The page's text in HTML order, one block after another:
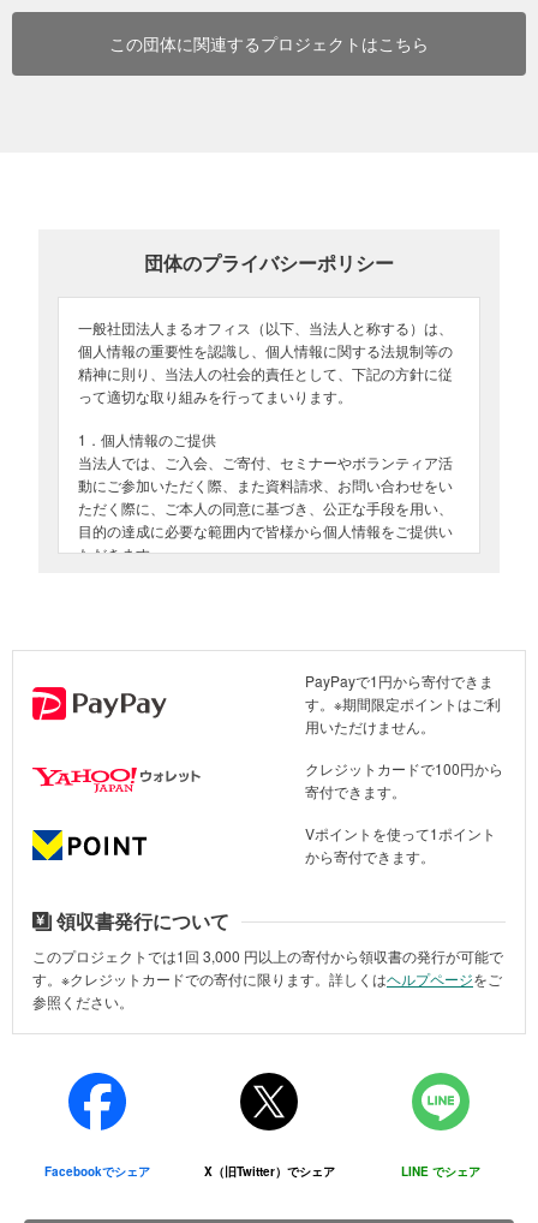
中高生のプロジェクト探究を支援してきました。そのノウハウを活
かして、能登の高校生の伴走支援も行うことができます。
気仙沼キャンプで能登の高校生の話を聞くまるオフィスのコーディネーター
最後に
私たちは気仙沼というまちで中高生のチャレンジを応援し続けてき
ました。結果、気仙沼は「中高生が夢中になって活動している」ま
ちになりました。これは東日本大震災がきっかけで生まれたもので
もあります。
日本という単位で見たとき、ここ10年以上東北に“投資”してきた結
果生まれた「復興の知見」があります。そのバトンを「能登の未
能登の子ども若者たちの学びに直接つながる支援になりますので、
どうか皆さんの力を貸してください。
＜寄付受付期間延長のお知らせ＞
これまでの活動を経て培われた関係性をもとに、能登の高校生向け
た、能登の高校生のプロジェクト探究の応援にも注力していくた
め、寄付受付期間を延長いたします。（2024年11月28日更新）
1回3,000円以上のクレジットカードによるご寄付で、領収書の発行
もたちの居場所づくりを支援する活動に参加しました。
活動場所は、町野地区にある仮設住宅の談話室（コミュニティーセ
ンター）や、輪島市街地にあるマリンタウンという公園です。
町野地区は2024年9月の豪雨で大きく被災、現在も泥書き作業が続
けられている状況です。
マリンタウンは被災の影響で遊び場が限られる輪島の中で、遊具が
あり、外で思い切り遊べる場所。平日の放課後に小学生たちが遊び
に来ます。
中でも、壁一面が黒板でできたプレイカーは、たくさんのおもちゃ
を運ぶだけでなく、滑り台も設置でき、まるで秘密基地！ 仮設住
宅には遊ぶ場所や遊具がないため、このプレイカーは貴重な存在だ
と感じました。遊ぶ選択肢が増えることで、子どもたちの主体性が
より育っていくと思います。
また、町野では第2回問いストーリーCAMP in 気仙沼の参加者であ
る高校生も参戦！ キャンプ後に積極的に行動を起こしている姿に
町野と比較して、マリンタウンでは遊び道具を使わずに身体を動か
す遊びを多くしている印象が強かったように思います。
広い場所で声を出し、のびのび遊ぶ姿に私も張り切って遊んじゃい
ました！
子どもたちは元気に遊び、みんな笑顔で帰っていきました。親御さ
んとも交流を持ち、活動場所が子どもにとってさらに安心して利用
この団体に関連するプロジェクトはこちら
団体のプライバシーポリシー
一般社団法人まるオフィス（以下、当法人と称する）は、
個人情報の重要性を認識し、個人情報に関する法規制等の
精神に則り、当法人の社会的責任として、下記の方針に従
って適切な取り組みを行ってまいります。
1．個人情報のご提供
当法人では、ご入会、ご寄付、セミナーやボランティア活
動にご参加いただく際、また資料請求、お問い合わせをい
ただく際に、ご本人の同意に基づき、公正な手段を用い、
目的の達成に必要な範囲内で皆様から個人情報をご提供い
ただきます。
情報と容易に照合することで特定できるものを含みます）
を言います。
当法人は、利用者の皆様から個人情報を収集する際は、あ
情報の収集をいたしております。
ご提供いただいた個人情報は当法人のミッションに基づ
き、以下の目的のために使用します。
寄付金に関する領収書の送付
4．個人情報の第三者への開示
当法人では、ユーザーの皆様の個人情報に関して、ご本人
の同意を事前に得た場合を除いて、原則として第三者への
法令に基づき開示の要請がある場合
人の生命、身体または財産の保護のために開示の必要があ
り、本人の同意を得ることが困難である場合
人が必要と判断した場合 なお、第三者への提供を行う場
PayPayで1円から寄付できま
す。※期間限定ポイントはご利
用いただけません。
クレジットカードで100円から
寄付できます。
Vポイントを使って1ポイント
から寄付できます。
領収書発行について
このプロジェクトでは1回 3,000 円以上の寄付から領収書の発行が可能で
す。※クレジットカードでの寄付に限ります。詳しくはヘルプページをご
参照ください。
Facebookでシェア X（旧Twitter）でシェア LINE でシェア